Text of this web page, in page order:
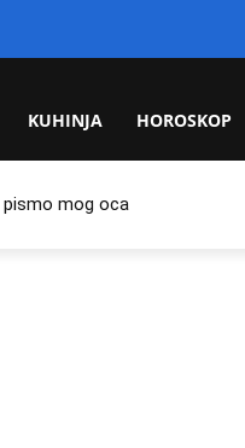
KUHINJA HOROSKOP
pismo mog oca